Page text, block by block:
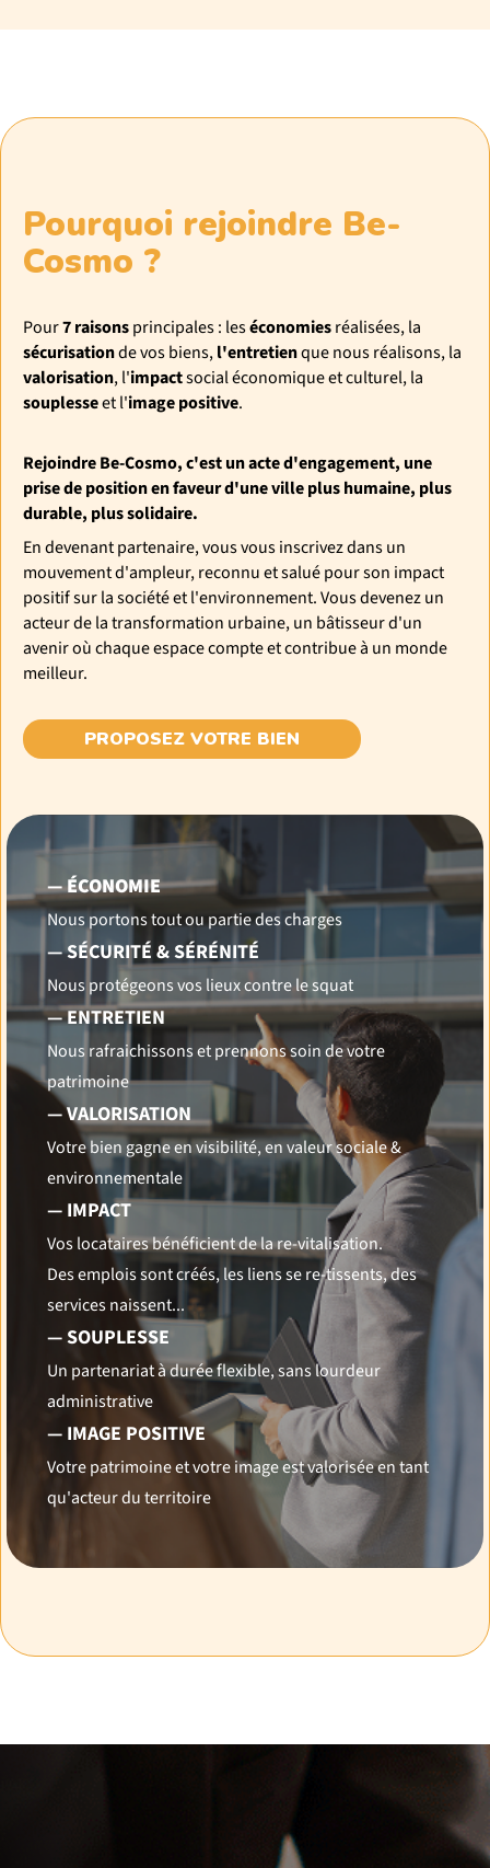
Pourquoi rejoindre Be-
Cosmo ?
Pour7 raisonsprincipales : leséconomiesréalisées, la
sécurisationde vos biens,l'entretienque nous réalisons, la
valorisation, l'impactsocial économique et culturel, la
souplesseet l'image positive.
Rejoindre Be-Cosmo, c'est un acte d'engagement, une
prise de position en faveur d'une ville plus humaine, plus
durable, plus solidaire.
En devenant partenaire, vous vous inscrivez dans un
mouvement d'ampleur, reconnu et salué pour son impact
positif sur la société et l'environnement. Vous devenez un
acteur de la transformation urbaine, un bâtisseur d'un
avenir où chaque espace compte et contribue à un monde
meilleur.
PROPOSEZ VOTRE BIEN
— ÉCONOMIE
Nous portons tout ou partie des charges
— SÉCURITÉ & SÉRÉNITÉ
Nous protégeons vos lieux contre le squat
— ENTRETIEN
Nous rafraichissons et prennons soin de votre
patrimoine
— VALORISATION
Votre bien gagne en visibilité, en valeur sociale &
environnementale
— IMPACT
Vos locataires bénéficient de la re-vitalisation.
Des emplois sont créés, les liens se re-tissents, des
services naissent...
— SOUPLESSE
Un partenariat à durée flexible, sans lourdeur
administrative
— IMAGE POSITIVE
Votre patrimoine et votre image est valorisée en tant
qu'acteur du territoire